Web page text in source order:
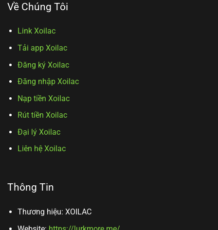
Về Chúng Tôi
Link Xoilac
Tải app Xoilac
Đăng ký Xoilac
Đăng nhập Xoilac
Nạp tiền Xoilac
Rút tiền Xoilac
Đại lý Xoilac
Liên hệ Xoilac
Thông Tin
Thương hiệu: XOILAC